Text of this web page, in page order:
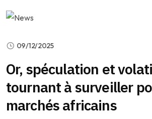
09/12/2025
Or, spéculation et
tournant à surveiller
marchés africains